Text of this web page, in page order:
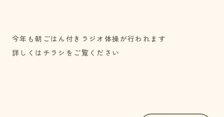
今年も朝ごはん付きラジオ体操が行われます
詳しくはチラシをご覧ください